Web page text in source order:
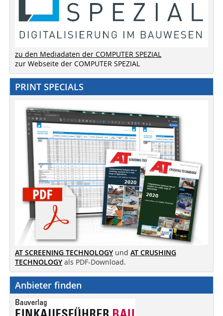
zu den Mediadaten der COMPUTER SPEZIAL
zur Webseite der COMPUTER SPEZIAL
PRINT SPECIALS
AT SCREENING TECHNOLOGY und AT CRUSHING
TECHNOLOGY als PDF-Download.
Anbieter finden